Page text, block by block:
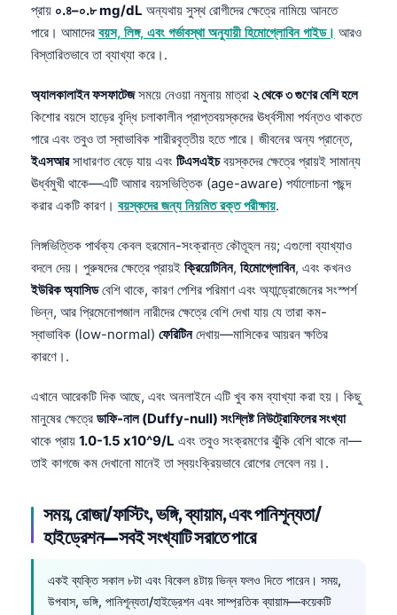
প্রায় ০.৪–০.৮ mg/dL অন্যথায় সুস্থ রোগীদের ক্ষেত্রে নামিয়ে আনতে
পারে। আমাদের বয়স, লিঙ্গ, এবং গর্ভাবস্থা অনুযায়ী হিমোগ্লোবিন গাইড। আরও
বিস্তারিতভাবে তা ব্যাখ্যা করে।.
অ্যালকালাইন ফসফাটেজসময়ে নেওয়া নমুনায় মাত্রা ২ থেকে ৩ গুণের বেশি হলে
কিশোর বয়সে হাড়ের বৃদ্ধি চলাকালীন প্রাপ্তবয়স্কদের ঊর্ধ্বসীমা পর্যন্তও থাকতে
পারে এবং তবুও তা স্বাভাবিক শারীরবৃত্তীয় হতে পারে। জীবনের অন্য প্রান্তে,
ইএসআরসাধারণত বেড়ে যায় এবং টিএসএইচবয়স্কদের ক্ষেত্রে প্রায়ই সামান্য
ঊর্ধ্বমুখী থাকে—এটি আমার বয়সভিত্তিক (age-aware) পর্যালোচনা পছন্দ
করার একটি কারণ। বয়স্কদের জন্য নিয়মিত রক্ত পরীক্ষায়.
লিঙ্গভিত্তিক পার্থক্য কেবল হরমোন-সংক্রান্ত কৌতূহল নয়; এগুলো ব্যাখ্যাও
বদলে দেয়। পুরুষদের ক্ষেত্রে প্রায়ই ক্রিয়েটিনিন, হিমোগ্লোবিন, এবং কখনও
ইউরিক অ্যাসিডবেশি থাকে, কারণ পেশির পরিমাণ এবং অ্যান্ড্রোজেনের সংস্পর্শ
ভিন্ন, আর প্রিমেনোপজাল নারীদের ক্ষেত্রে বেশি দেখা যায় যে তারা কম-
স্বাভাবিক (low-normal) ফেরিটিনদেখায়—মাসিকের আয়রন ক্ষতির
কারণে।.
এখানে আরেকটি দিক আছে, এবং অনলাইনে এটি খুব কম ব্যাখ্যা করা হয়। কিছু
মানুষের ক্ষেত্রে ডাফি-নাল (Duffy-null) সংশ্লিষ্ট নিউট্রোফিলের সংখ্যা
থাকে প্রায় 1.0-1.5 x10^9/L এবং তবুও সংক্রমণের ঝুঁকি বেশি থাকে না—
তাই কাগজে কম দেখানো মানেই তা স্বয়ংক্রিয়ভাবে রোগের লেবেল নয়।.
সময়, রোজা/ফাস্টিং, ভঙ্গি, ব্যায়াম, এবং পানিশূন্যতা/
হাইড্রেশন—সবই সংখ্যাটি সরাতে পারে
একই ব্যক্তি সকাল ৮টা এবং বিকেল ৪টায় ভিন্ন ফলও দিতে পারেন। সময়,
উপবাস, ভঙ্গি, পানিশূন্যতা/হাইড্রেশন এবং সাম্প্রতিক ব্যায়াম—কয়েকটি